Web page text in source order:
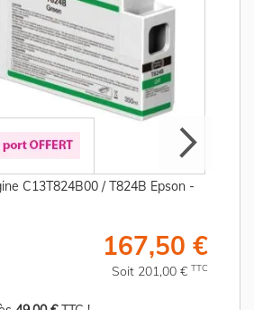
C13T824B00 / T824B Epson -
167,50 €
Soit 201,00 € TTC